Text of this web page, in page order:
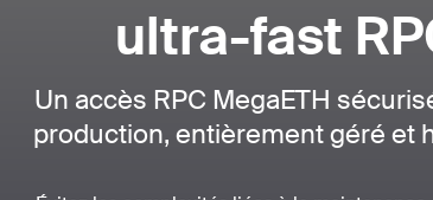
ultra-fast
Un accès RPC MegaETH
production, entièrement géré et